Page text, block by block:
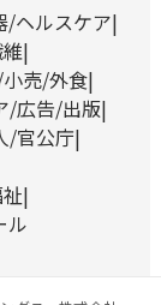
/ヘルスケア
売/外食
/広告/出版
/官公庁
ル